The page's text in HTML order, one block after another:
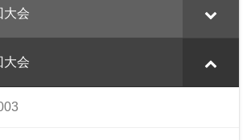
大会
大会